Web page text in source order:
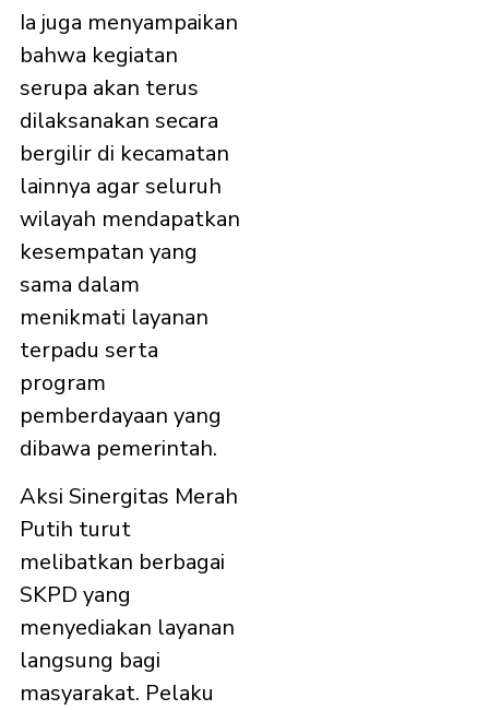
Ia juga menyampaikan
bahwa kegiatan
serupa akan terus
dilaksanakan secara
bergilir di kecamatan
lainnya agar seluruh
wilayah mendapatkan
kesempatan yang
sama dalam
menikmati layanan
terpadu serta
program
pemberdayaan yang
dibawa pemerintah.
Aksi Sinergitas Merah
Putih turut
melibatkan berbagai
SKPD yang
menyediakan layanan
langsung bagi
masyarakat. Pelaku